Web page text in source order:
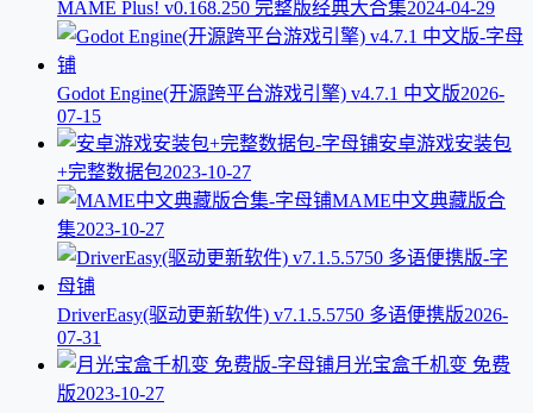
MAME Plus! v0.168.250 完整版经典大合集2024-04-29
Godot Engine(开源跨平台游戏引擎) v4.7.1 中文版2026-
07-15
安卓游戏安装包
+完整数据包2023-10-27
MAME中文典藏版合
集2023-10-27
DriverEasy(驱动更新软件) v7.1.5.5750 多语便携版2026-
07-31
月光宝盒千机变 免费
版2023-10-27